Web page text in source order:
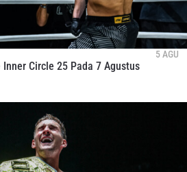
5 AGU
Circle 25 Pada 7 Agustus